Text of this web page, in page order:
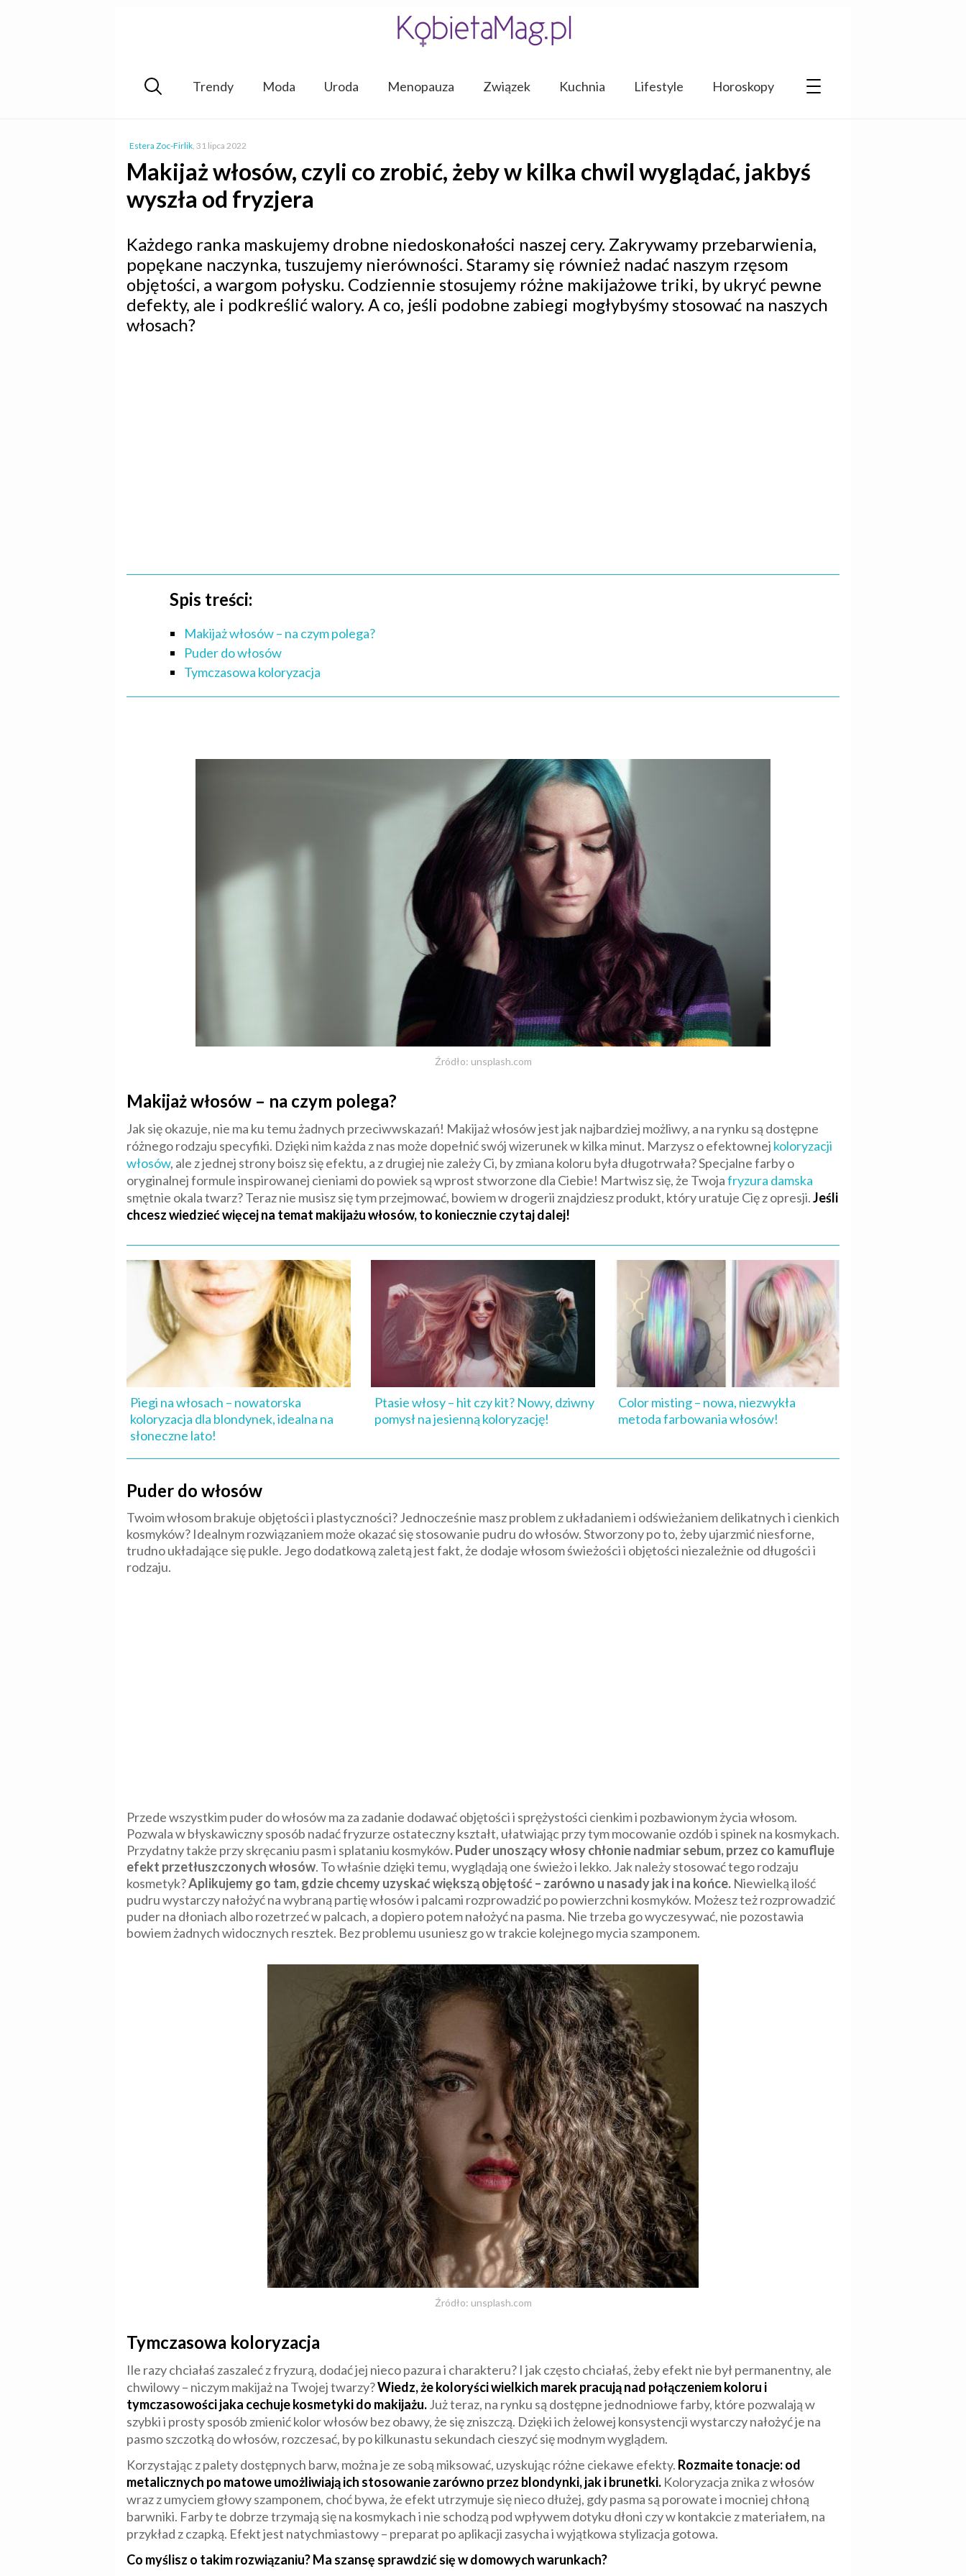
Trendy Moda Uroda Menopauza Związek Kuchnia Lifestyle Horoskopy
Estera Zoc-Firlik, 31 lipca 2022
Makijaż włosów, czyli co zrobić, żeby w kilka chwil wyglądać, jakbyś
wyszła od fryzjera
Każdego ranka maskujemy drobne niedoskonałości naszej cery. Zakrywamy przebarwienia,
popękane naczynka, tuszujemy nierówności. Staramy się również nadać naszym rzęsom
objętości, a wargom połysku. Codziennie stosujemy różne makijażowe triki, by ukryć pewne
defekty, ale i podkreślić walory. A co, jeśli podobne zabiegi mogłybyśmy stosować na naszych
włosach?
Spis treści:
Makijaż włosów – na czym polega?
Puder do włosów
Tymczasowa koloryzacja
Źródło: unsplash.com
Makijaż włosów – na czym polega?
Jak się okazuje, nie ma ku temu żadnych przeciwwskazań! Makijaż włosów jest jak najbardziej możliwy, a na rynku są dostępne
różnego rodzaju specyfiki. Dzięki nim każda z nas może dopełnić swój wizerunek w kilka minut. Marzysz o efektownej koloryzacji
włosów, ale z jednej strony boisz się efektu, a z drugiej nie zależy Ci, by zmiana koloru była długotrwała? Specjalne farby o
oryginalnej formule inspirowanej cieniami do powiek są wprost stworzone dla Ciebie! Martwisz się, że Twojafryzura damska
smętnie okala twarz? Teraz nie musisz się tym przejmować, bowiem w drogerii znajdziesz produkt, który uratuje Cię z opresji.Jeśli
chcesz wiedzieć więcej na temat makijażu włosów, to koniecznie czytaj dalej!
Piegi na włosach – nowatorska
koloryzacja dla blondynek, idealna na
słoneczne lato!
Ptasie włosy – hit czy kit? Nowy, dziwny
pomysł na jesienną koloryzację!
Color misting – nowa, niezwykła
metoda farbowania włosów!
Puder do włosów
Twoim włosom brakuje objętości i plastyczności? Jednocześnie masz problem z układaniem i odświeżaniem delikatnych i cienkich
kosmyków? Idealnym rozwiązaniem może okazać się stosowanie pudru do włosów. Stworzony po to, żeby ujarzmić niesforne,
trudno układające się pukle. Jego dodatkową zaletą jest fakt, że dodaje włosom świeżości i objętości niezależnie od długości i
rodzaju.
Przede wszystkim puder do włosów ma za zadanie dodawać objętości i sprężystości cienkim i pozbawionym życia włosom.
Pozwala w błyskawiczny sposób nadać fryzurze ostateczny kształt, ułatwiając przy tym mocowanie ozdób i spinek na kosmykach.
Przydatny także przy skręcaniu pasm i splataniu kosmyków. Puder unoszący włosy chłonie nadmiar sebum, przez co kamufluje
efekt przetłuszczonych włosów. To właśnie dzięki temu, wyglądają one świeżo i lekko. Jak należy stosować tego rodzaju
kosmetyk?Aplikujemy go tam, gdzie chcemy uzyskać większą objętość – zarówno u nasady jak i na końce. Niewielką ilość
pudru wystarczy nałożyć na wybraną partię włosów i palcami rozprowadzić po powierzchni kosmyków. Możesz też rozprowadzić
puder na dłoniach albo rozetrzeć w palcach, a dopiero potem nałożyć na pasma. Nie trzeba go wyczesywać, nie pozostawia
bowiem żadnych widocznych resztek. Bez problemu usuniesz go w trakcie kolejnego mycia szamponem.
Źródło: unsplash.com
Tymczasowa koloryzacja
Ile razy chciałaś zaszaleć z fryzurą, dodać jej nieco pazura i charakteru? I jak często chciałaś, żeby efekt nie był permanentny, ale
chwilowy – niczym makijaż na Twojej twarzy?Wiedz, że koloryści wielkich marek pracują nad połączeniem koloru i
tymczasowości jaka cechuje kosmetyki do makijażu.Już teraz, na rynku są dostępne jednodniowe farby, które pozwalają w
szybki i prosty sposób zmienić kolor włosów bez obawy, że się zniszczą. Dzięki ich żelowej konsystencji wystarczy nałożyć je na
pasmo szczotką do włosów, rozczesać, by po kilkunastu sekundach cieszyć się modnym wyglądem.
Korzystając z palety dostępnych barw, można je ze sobą miksować, uzyskując różne ciekawe efekty. Rozmaite tonacje: od
metalicznych po matowe umożliwiają ich stosowanie zarówno przez blondynki, jak i brunetki. Koloryzacja znika z włosów
wraz z umyciem głowy szamponem, choć bywa, że efekt utrzymuje się nieco dłużej, gdy pasma są porowate i mocniej chłoną
barwniki. Farby te dobrze trzymają się na kosmykach i nie schodzą pod wpływem dotyku dłoni czy w kontakcie z materiałem, na
przykład z czapką. Efekt jest natychmiastowy – preparat po aplikacji zasycha i wyjątkowa stylizacja gotowa.
Co myślisz o takim rozwiązaniu? Ma szansę sprawdzić się w domowych warunkach?